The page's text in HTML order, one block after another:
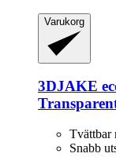
Varukorg
3DJAKE
Tvättbar
Snabb